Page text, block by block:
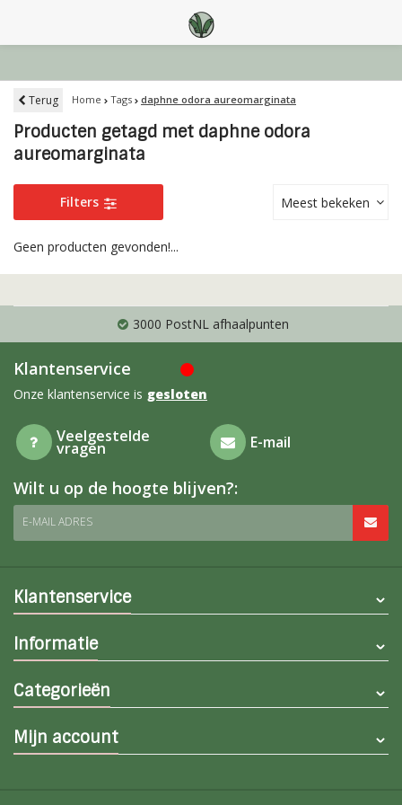
Terug Home Tags daphne odora aureomarginata
Producten getagd met daphne odora
aureomarginata
Filters Meest bekeken
Geen producten gevonden!...
3000 PostNL afhaalpunten
Klantenservice
Onze klantenservice is gesloten
Veelgestelde
vragen E-mail
Wilt u op de hoogte blijven?:
E-MAIL ADRES
Klantenservice
Informatie
Categorieën
Mijn account